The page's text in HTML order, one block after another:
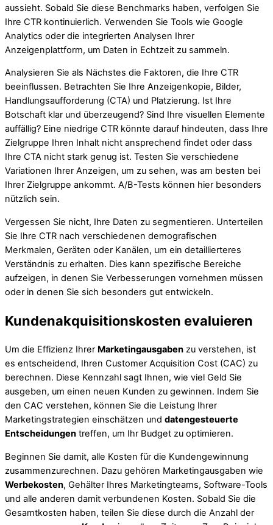
aussieht. Sobald Sie diese Benchmarks haben, verfolgen Sie
Ihre CTR kontinuierlich. Verwenden Sie Tools wie Google
Analytics oder die integrierten Analysen Ihrer
Anzeigenplattform, um Daten in Echtzeit zu sammeln.
Analysieren Sie als Nächstes die Faktoren, die Ihre CTR
beeinflussen. Betrachten Sie Ihre Anzeigenkopie, Bilder,
Handlungsaufforderung (CTA) und Platzierung. Ist Ihre
Botschaft klar und überzeugend? Sind Ihre visuellen Elemente
auffällig? Eine niedrige CTR könnte darauf hindeuten, dass Ihre
Zielgruppe Ihren Inhalt nicht ansprechend findet oder dass
Ihre CTA nicht stark genug ist. Testen Sie verschiedene
Variationen Ihrer Anzeigen, um zu sehen, was am besten bei
Ihrer Zielgruppe ankommt. A/B-Tests können hier besonders
nützlich sein.
Vergessen Sie nicht, Ihre Daten zu segmentieren. Unterteilen
Sie Ihre CTR nach verschiedenen demografischen
Merkmalen, Geräten oder Kanälen, um ein detaillierteres
Verständnis zu erhalten. Dies kann spezifische Bereiche
aufzeigen, in denen Sie Verbesserungen vornehmen müssen
oder in denen Sie sich besonders gut entwickeln.
Kundenakquisitionskosten evaluieren
Um die Effizienz Ihrer Marketingausgaben zu verstehen, ist
es entscheidend, Ihren Customer Acquisition Cost (CAC) zu
berechnen. Diese Kennzahl sagt Ihnen, wie viel Geld Sie
ausgeben, um einen neuen Kunden zu gewinnen. Indem Sie
den CAC verstehen, können Sie die Leistung Ihrer
Marketingstrategien einschätzen und datengesteuerte
Entscheidungen treffen, um Ihr Budget zu optimieren.
Beginnen Sie damit, alle Kosten für die Kundengewinnung
zusammenzurechnen. Dazu gehören Marketingausgaben wie
Werbekosten, Gehälter Ihres Marketingteams, Software-Tools
und alle anderen damit verbundenen Kosten. Sobald Sie die
Gesamtkosten haben, teilen Sie diese durch die Anzahl der